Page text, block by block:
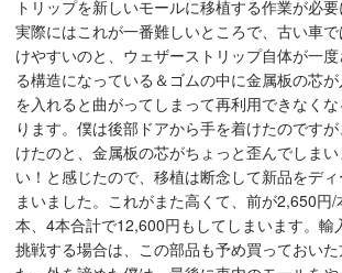
トリップを新しいモールに移植する作業が必要
実際にはこれが一番難しいところで、古い車
けやすいのと、ウェザーストリップ自体が一
る構造になっている＆ゴムの中に金属板の芯
を入れると曲がってしまって再利用できなく
ります。僕は後部ドアから手を着けたのです
けたのと、金属板の芯がちょっと歪んでしま
い！と感じたので、移植は断念して新品をデ
まいました。これがまた高くて、前が2,650円
本、4本合計で12,600円もしてしまいます。輸
挑戦する場合は、この部品も予め買っておい